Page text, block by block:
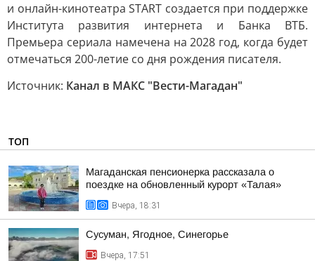
и онлайн-кинотеатра START создается при поддержке
Института развития интернета и Банка ВТБ.
Премьера сериала намечена на 2028 год, когда будет
отмечаться 200-летие со дня рождения писателя.
Источник: Канал в МАКС "Вести-Магадан"
ТОП
Магаданская пенсионерка рассказала о
поездке на обновленный курорт «Талая»
Вчера, 18:31
Сусуман, Ягодное, Синегорье
Вчера, 17:51